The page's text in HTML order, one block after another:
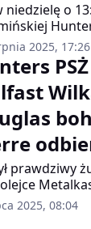
niedzielę o
w
To
gospodarzy
2025, 17:26
prawdziwy
podzielił
remisując
2025, 08:04